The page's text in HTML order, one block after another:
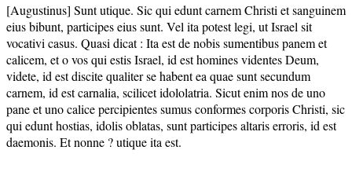
[Augustinus] Sunt utique. Sic qui edunt carnem Christi et sanguinem
eius bibunt, participes eius sunt. Vel ita potest legi, ut Israel sit
vocativi casus. Quasi dicat : Ita est de nobis sumentibus panem et
calicem, et o vos qui estis Israel, id est homines videntes Deum,
videte, id est discite qualiter se habent ea quae sunt secundum
carnem, id est carnalia, scilicet idololatria. Sicut enim nos de uno
pane et uno calice percipientes sumus conformes corporis Christi, sic
qui edunt hostias, idolis oblatas, sunt participes altaris erroris, id est
daemonis. Et nonne ? utique ita est.